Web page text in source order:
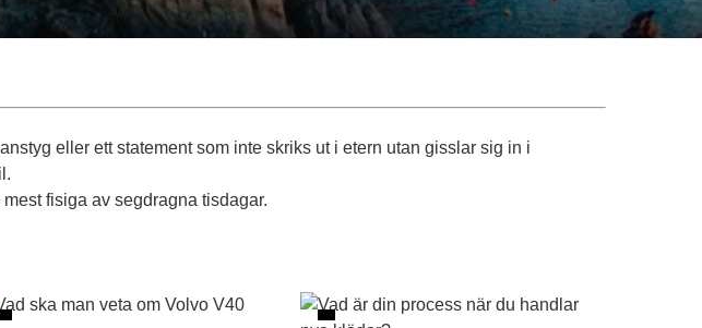
eller ett statement som inte skriks ut i etern utan gisslar sig in i
fisiga av segdragna tisdagar.